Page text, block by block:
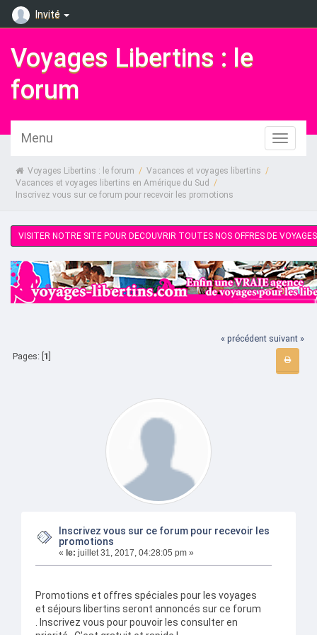
Invité
Voyages Libertins : le
forum
Menu
Voyages Libertins : le forum / Vacances et voyages libertins /
Vacances et voyages libertins en Amérique du Sud
/
Inscrivez vous sur ce forum pour recevoir les promotions
VISITER NOTRE SITE POUR DECOUVRIR TOUTES NOS OFFRES DE VOYAGES
« précédent suivant »
Pages: [ 1
Inscrivez vous sur ce forum pour recevoir les
promotions
« le: juillet 31, 2017, 04:28:05 pm »
Promotions et offres spéciales pour les voyages
et séjours libertins seront annoncés sur ce forum
. Inscrivez vous pour pouvoir les consulter en